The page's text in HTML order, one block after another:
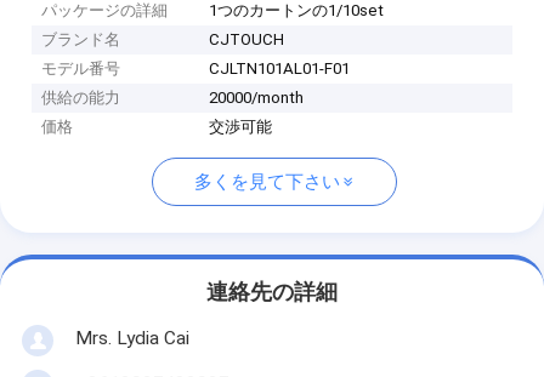
パッケージの詳細
1つのカートンの1/10set
ブランド名
CJTOUCH
モデル番号
CJLTN101AL01-F01
供給の能力
20000/month
価格
交渉可能
多くを見て下さい
連絡先の詳細
Mrs. Lydia Cai